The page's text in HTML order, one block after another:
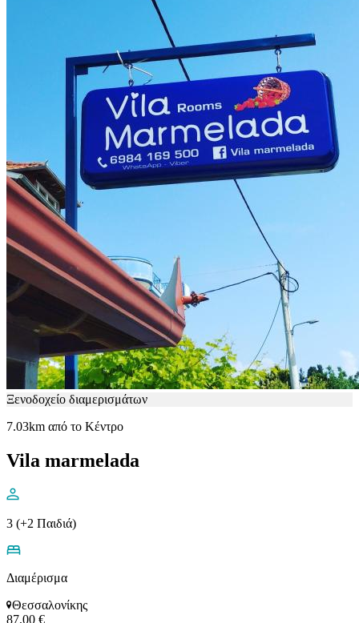
Ξενοδοχείο διαμερισμάτων
7.03km από το Κέντρο
Vila marmelada
3 (+2 Παιδιά)
Διαμέρισμα
Θεσσαλονίκης
87,00 €